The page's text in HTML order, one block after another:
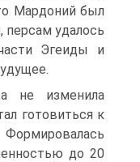
Мардоний был
персам удалось
Эгеиды и
не изменила
готовиться к
до 20